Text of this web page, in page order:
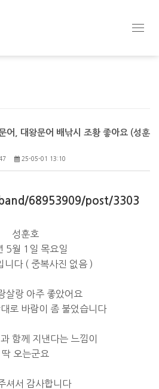
어, 대왕문어 배낚시 조황 좋아요 (성훈
25-05-01 13:10
68953909/post/3303
성훈호
5월 1일 목요일
니다 ( 중복사진 없음 )
살랑 아주 좋았어요
로 바람이 좀 불었습니다
함께 지낸다는 느낌이
딱 오는군요
셔서 감사합니다